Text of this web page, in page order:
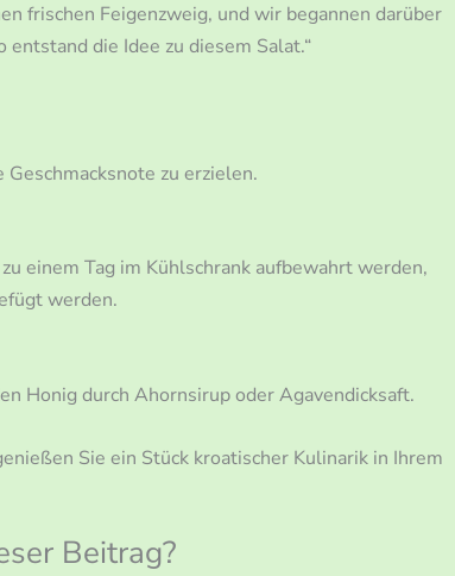
frischen Feigenzweig, und wir begannen darüber
die Idee zu diesem Salat.“
zu erzielen.
einem Tag im Kühlschrank aufbewahrt werden,
werden.
Honig durch Ahornsirup oder Agavendicksaft.
Sie ein Stück kroatischer Kulinarik in Ihrem
Beitrag?